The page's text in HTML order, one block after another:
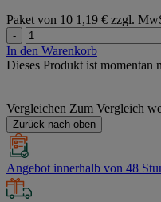
Paket von 10 1,19 € zzgl.
-
In den Warenkorb
Dieses Produkt ist momentan
Vergleichen Zum Vergleich
Zurück nach oben
Angebot innerhalb von 48